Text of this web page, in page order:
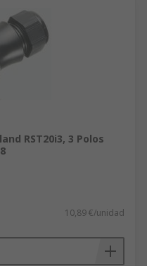
RST20i3, 3 Polos
10,89 €/unidad